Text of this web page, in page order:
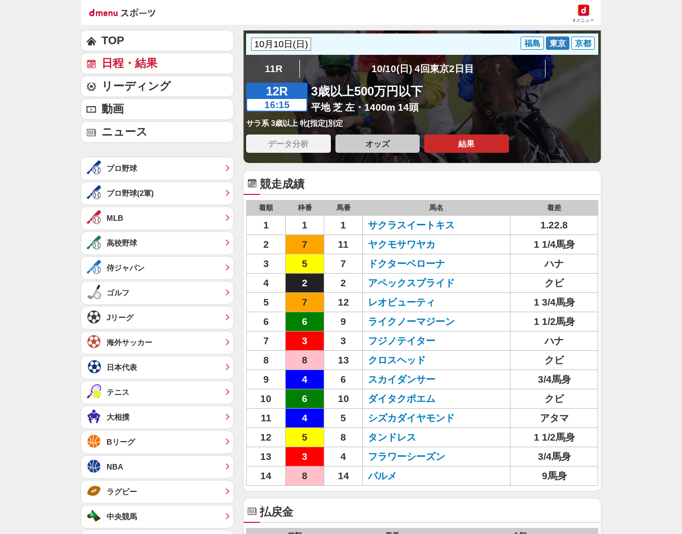
dメニュー
福島 東京 京都
11R 10/10(日) 4回東京2日目
12R
16:15
3歳以上500万円以下
平地 芝 左・1400m 14頭
サラ系 3歳以上 牝[指定]別定
データ分析 オッズ 結果
競走成績
着順 枠番 馬番 馬名 着差
1 1 1 サクラスイートキス
1.22.8
2
7 11 ヤクモサワヤカ
1 1/4馬身
3
5 7 ドクターベローナ
ハナ
4
2 2 アペックスプライド
クビ
5
7 12 レオビューティ
1 3/4馬身
6
6 9 ライクノーマジーン
1 1/2馬身
7
3 3 フジノテイター
ハナ
8
8 13 クロスヘッド
クビ
9
4 6 スカイダンサー
3/4馬身
10
6 10 ダイタクポエム
クビ
11
4 5 シズカダイヤモンド
アタマ
12
5 8 タンドレス
1 1/2馬身
13
3 4 フラワーシーズン
3/4馬身
14
8 14 パルメ 9馬身
払戻金
TOP
日程・結果
リーディング
動画
ニュース
プロ野球
プロ野球(2軍)
MLB
高校野球
侍ジャパン
ゴルフ
Jリーグ
海外サッカー
日本代表
テニス
大相撲
Bリーグ
NBA
ラグビー
中央競馬